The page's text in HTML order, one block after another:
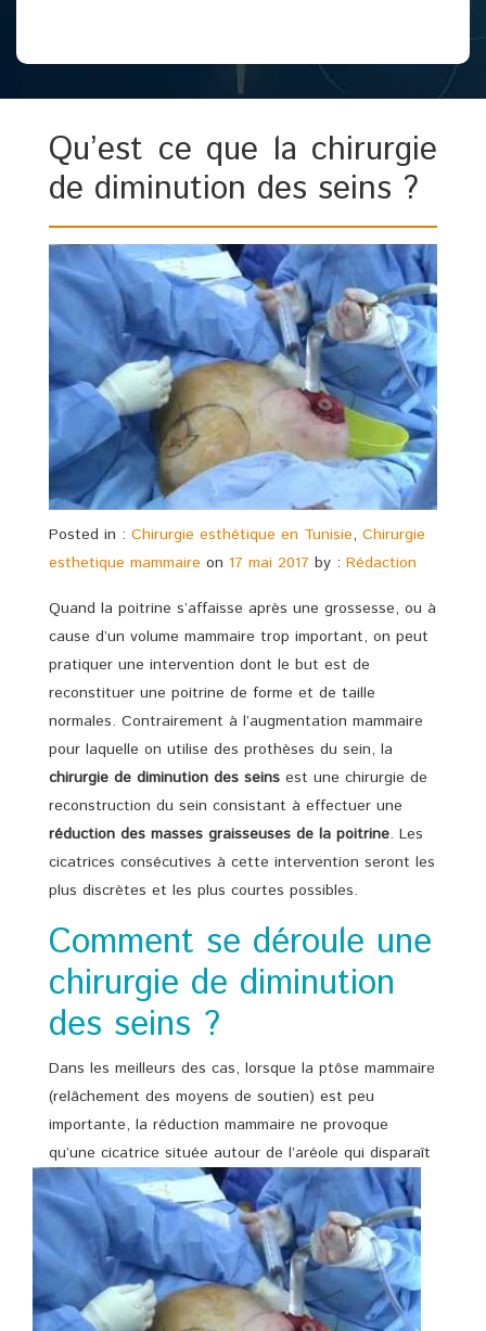
Qu’est ce que la chirurgie
de diminution des seins ?
Posted in : Chirurgie esthétique en Tunisie, Chirurgie
esthetique mammaire on 17 mai 2017 by : Rédaction
Quand la poitrine s’affaisse après une grossesse, ou à
cause d’un volume mammaire trop important, on peut
pratiquer une intervention dont le but est de
reconstituer une poitrine de forme et de taille
normales. Contrairement à l’augmentation mammaire
pour laquelle on utilise des prothèses du sein, la
chirurgie de diminution des seins est une chirurgie de
reconstruction du sein consistant à effectuer une
réduction des masses graisseuses de la poitrine. Les
cicatrices consécutives à cette intervention seront les
plus discrètes et les plus courtes possibles.
Comment se déroule une
chirurgie de diminution
des seins ?
Dans les meilleurs des cas, lorsque la ptôse mammaire
(relâchement des moyens de soutien) est peu
importante, la réduction mammaire ne provoque
qu’une cicatrice située autour de l’aréole qui disparaît